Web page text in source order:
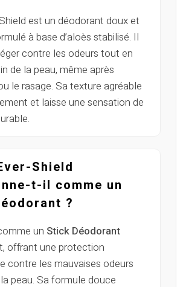
est un déodorant doux et
à base d’aloès stabilisé. Il
contre les odeurs tout en
de la peau, même après
le rasage. Sa texture agréable
et laisse une sensation de
Shield
t-il comme un
?
un Stick Déodorant
offrant une protection
contre les mauvaises odeurs
peau. Sa formule douce